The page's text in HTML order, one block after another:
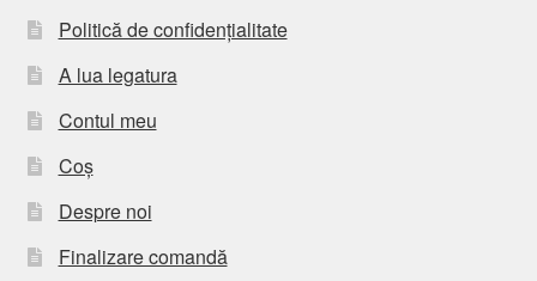
Politică de confidențialitate
A lua legatura
Contul meu
Coș
Despre noi
Finalizare comandă